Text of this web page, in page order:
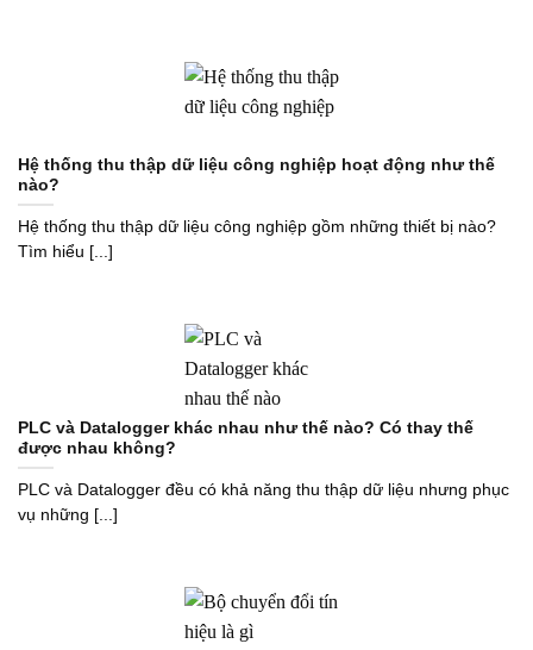
Hệ thống thu thập dữ liệu công nghiệp hoạt động như thế
nào?
Hệ thống thu thập dữ liệu công nghiệp gồm những thiết bị nào?
Tìm hiểu [...]
PLC và Datalogger khác nhau như thế nào? Có thay thế
được nhau không?
PLC và Datalogger đều có khả năng thu thập dữ liệu nhưng phục
vụ những [...]